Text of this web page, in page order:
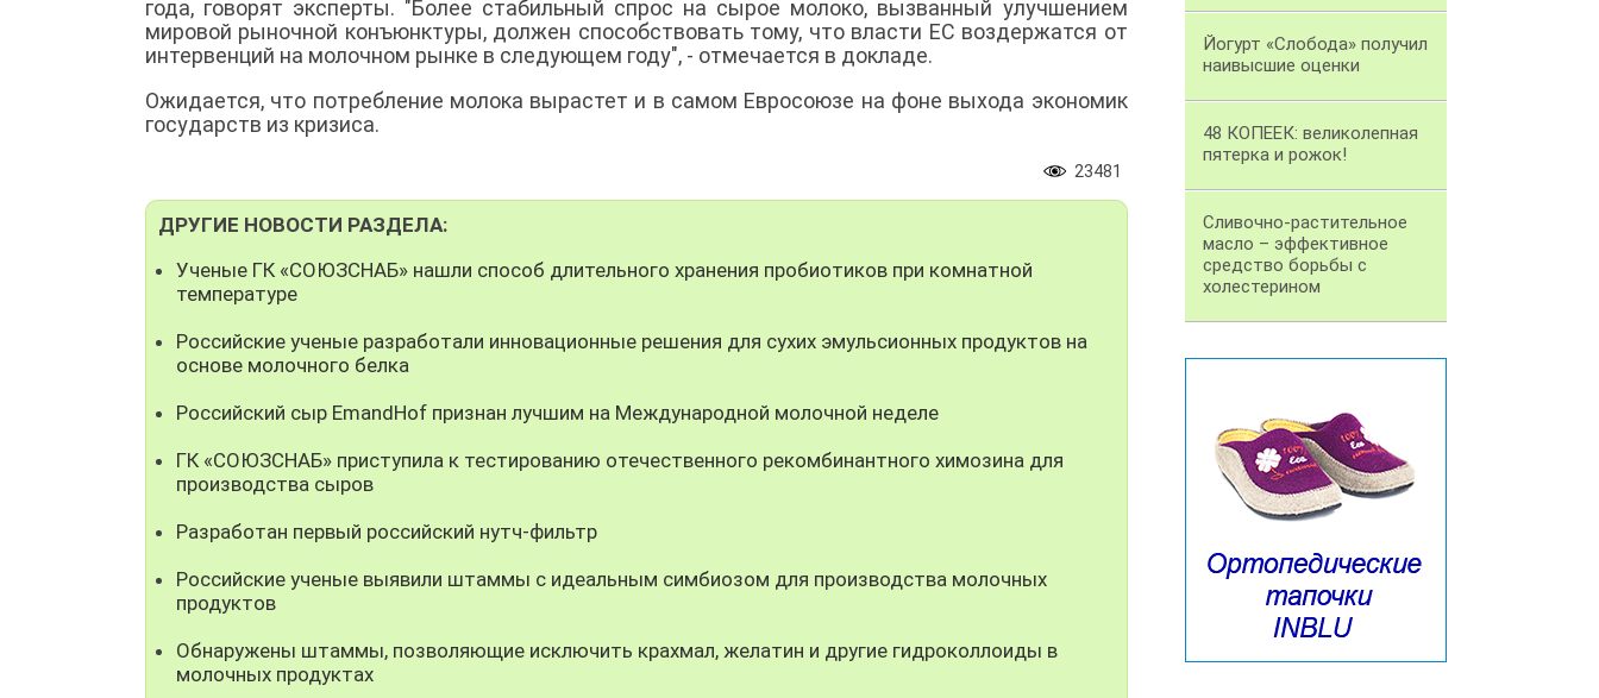
года, говорят эксперты. "Более стабильный спрос на сырое молоко, вызванный улучшением
мировой рыночной конъюнктуры, должен способствовать тому, что власти ЕС воздержатся от
интервенций на молочном рынке в следующем году", - отмечается в докладе.
Ожидается, что потребление молока вырастет и в самом Евросоюзе на фоне выхода экономик
государств из кризиса.
23481
ДРУГИЕ НОВОСТИ РАЗДЕЛА:
Ученые ГК «СОЮЗСНАБ» нашли способ длительного хранения пробиотиков при комнатной
температуре
Российские ученые разработали инновационные решения для сухих эмульсионных продуктов на
основе молочного белка
Российский сыр EmandHof признан лучшим на Международной молочной неделе
ГК «СОЮЗСНАБ» приступила к тестированию отечественного рекомбинантного химозина для
производства сыров
Разработан первый российский нутч-фильтр
Российские ученые выявили штаммы с идеальным симбиозом для производства молочных
продуктов
Обнаружены штаммы, позволяющие исключить крахмал, желатин и другие гидроколлоиды в
молочных продуктах
Йогурт «Слобода» получил
наивысшие оценки
48 КОПЕЕК: великолепная
пятерка и рожок!
Сливочно-растительное
масло – эффективное
средство борьбы с
холестерином